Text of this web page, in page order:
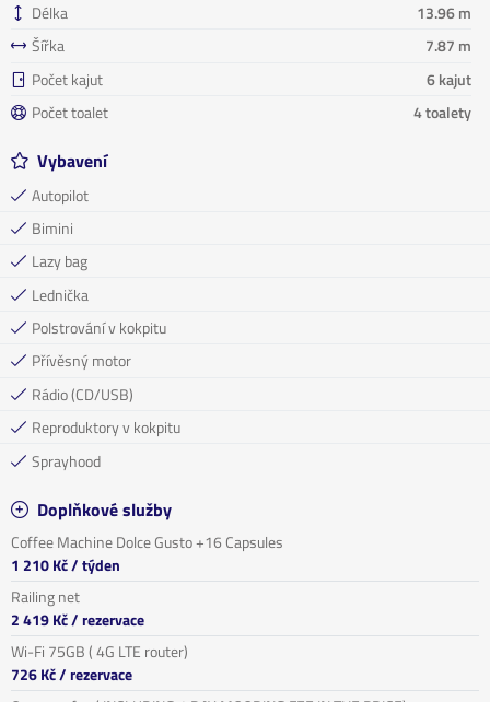
Délka
13.96 m
Šířka
7.87 m
Počet kajut
6 kajut
Počet toalet
4 toalety
Vybavení
Autopilot
Bimini
Lazy bag
Lednička
Polstrování v kokpitu
Přívěsný motor
Rádio (CD/USB)
Reproduktory v kokpitu
Sprayhood
Doplňkové služby
Coffee Machine Dolce Gusto +16 Capsules
1 210 Kč/ týden
Railing net
2 419 Kč/ rezervace
Wi-Fi 75GB ( 4G LTE router)
726 Kč/ rezervace